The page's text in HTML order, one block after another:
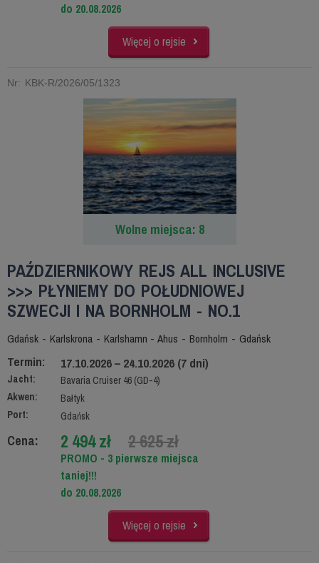
do 20.08.2026
Więcej o rejsie
Nr: KBK-R/2026/05/1323
Wolne miejsca: 8
PAŹDZIERNIKOWY REJS ALL INCLUSIVE
>>> PŁYNIEMY DO POŁUDNIOWEJ
SZWECJI I NA BORNHOLM - NO.1
Gdańsk - Karlskrona - Karlshamn - Ahus - Bornholm - Gdańsk
Termin: 17.10.2026 – 24.10.2026 (7 dni)
Jacht:
Bavaria Cruiser 46 (GD-4)
Akwen:
Bałtyk
Port:
Gdańsk
Cena: 2 494 zł 2 625 zł
PROMO - 3 pierwsze miejsca
taniej!!!
do 20.08.2026
Więcej o rejsie